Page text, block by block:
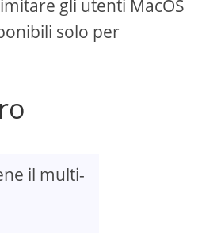
gli utenti MacOS
solo per
il multi-